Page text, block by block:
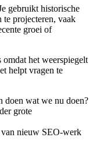
gebruikt historische
te projecteren, vaak
groei of
het weerspiegelt
helpt vragen te
doen wat we nu doen?
grote
nieuw SEO-werk